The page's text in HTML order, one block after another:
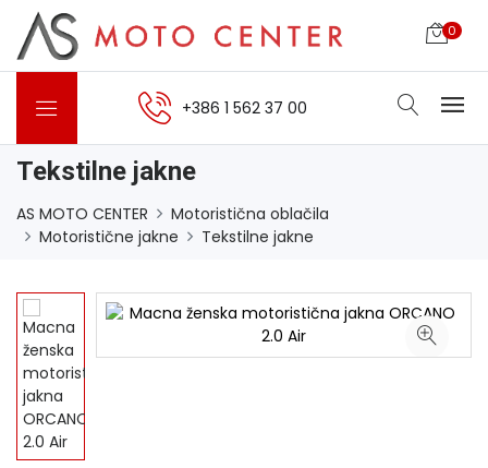
0
+386 1 562 37 00
Tekstilne jakne
AS MOTO CENTER
Motoristična oblačila
Motoristične jakne
Tekstilne jakne